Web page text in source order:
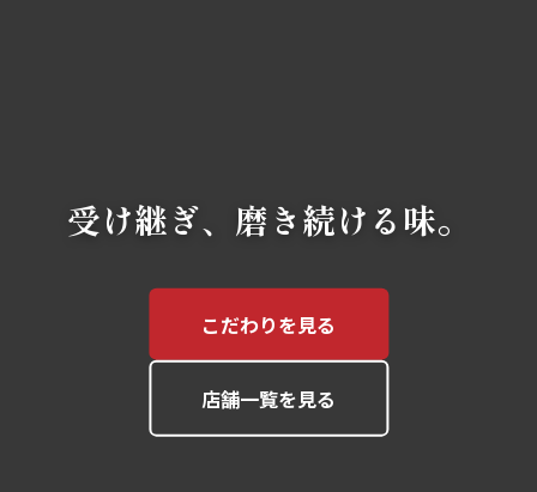
こだわりを見る
店舗一覧を見る
受け継ぎ、磨き続ける味。
こだわりを見る
店舗一覧を見る
こだわりを見る
店舗一覧を見る